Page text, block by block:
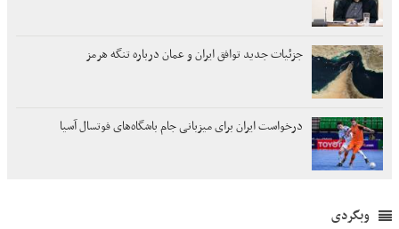
جزئیات جدید توافق ایران و عمان درباره تنگه هرمز
درخواست ایران برای میزبانی جام باشگاه‌های فوتسال آسیا
وبگردی